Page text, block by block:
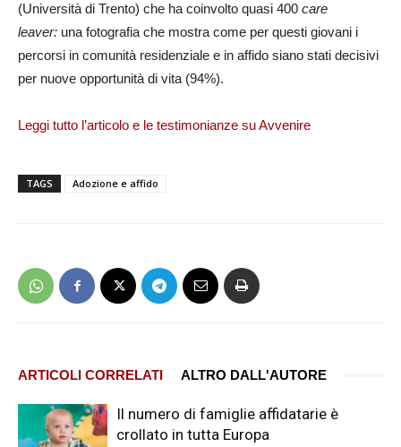
(Università di Trento) che ha coinvolto quasi 400 care
leaver: una fotografia che mostra come per questi giovani i
percorsi in comunità residenziale e in affido siano stati decisivi
per nuove opportunità di vita (94%).
Leggi tutto l’articolo e le testimonianze su Avvenire
TAGS Adozione e affido
ARTICOLI CORRELATI ALTRO DALL'AUTORE
Il numero di famiglie affidatarie è
crollato in tutta Europa